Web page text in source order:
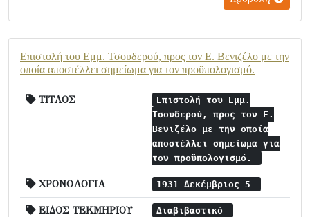
Επιστολή του Εμμ. Τσουδερού, προς τον Ε. Βενιζέλο με την
οποία αποστέλλει σημείωμα για τον προϋπολογισμό.
ΤΙΤΛΟΣ
Επιστολή του Εμμ.
Τσουδερού, προς τον Ε.
Βενιζέλο με την οποία
αποστέλλει σημείωμα για
τον προϋπολογισμό.
ΧΡΟΝΟΛΟΓΙΑ 1931 Δεκέμβριος 5
ΕΙΔΟΣ ΤΕΚΜΗΡΙΟΥ Διαβιβαστικό